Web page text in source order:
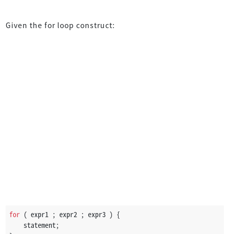
Given the for loop construct:
for ( expr1 ; expr2 ; expr3 ) {
    statement;